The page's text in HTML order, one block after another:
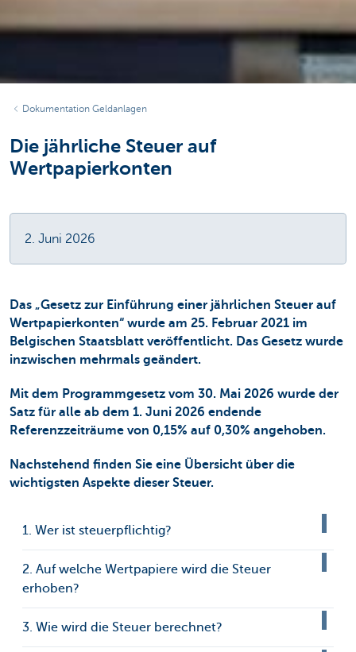
Dokumentation Geldanlagen
Die jährliche Steuer auf
Wertpapierkonten
2. Juni 2026
Das „Gesetz zur Einführung einer jährlichen Steuer auf
Wertpapierkonten“ wurde am 25. Februar 2021 im
Belgischen Staatsblatt veröffentlicht. Das Gesetz wurde
inzwischen mehrmals geändert.
Mit dem Programmgesetz vom 30. Mai 2026 wurde der
Satz für alle ab dem 1. Juni 2026 endende
Referenzzeiträume von 0,15% auf 0,30% angehoben.
Nachstehend finden Sie eine Übersicht über die
wichtigsten Aspekte dieser Steuer.
1. Wer ist steuerpflichtig?
2. Auf welche Wertpapiere wird die Steuer
erhoben?
3. Wie wird die Steuer berechnet?